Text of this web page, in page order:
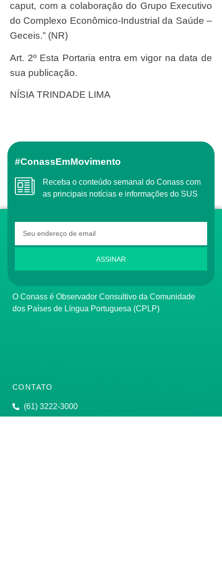
caput, com a colaboração do Grupo Executivo
do Complexo Econômico-Industrial da Saúde –
Geceis.” (NR)
Art. 2º Esta Portaria entra em vigor na data de
sua publicação.
NÍSIA TRINDADE LIMA
#ConassEmMovimento
Receba o conteúdo semanal do Conass com
as principais notícias e informações do SUS
ASSINAR
O Conass é Observador Consultivo da Comunidade
dos Países de Língua Portuguesa (CPLP)
CONTATO
(61) 3222-3000